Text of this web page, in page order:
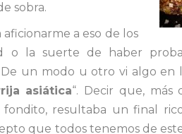
sobra.
a eso de los
o la suerte de haber
un modo u otro vi algo en
asiática“. Decir que, más
resultaba un final
que todos tenemos de